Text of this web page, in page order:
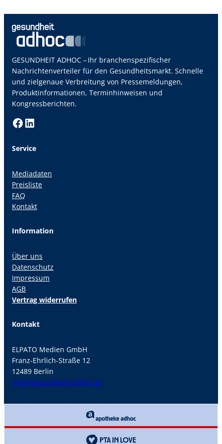
GESUNDHEIT ADHOC – Ihr branchenspezifischer
Nachrichtenverteiler für den Gesundheitsmarkt. Schnelle
und zielgenaue Verbreitung von Pressemeldungen,
Produktinformationen, Terminhinweisen und
Kongressberichten.
Facebook LinkedIn
Service
Mediadaten
Preisliste
FAQ
Kontakt
Information
Über uns
Datenschutz
Impressum
AGB
Vertrag widerrufen
Kontakt
ELPATO Medien GmbH
Franz-Ehrlich-Straße 12
12489 Berlin
info@gesundheit-adhoc.de